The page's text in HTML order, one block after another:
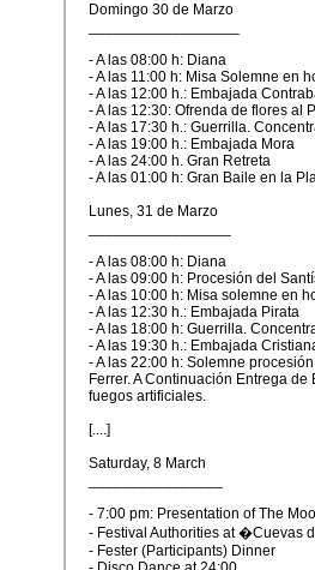
Domingo 30 de Marzo
- A las 08:00 h: Diana
- A las 11:00 h: Misa Solemne en
- A las 12:00 h.: Embajada
- A las 12:30: Ofrenda de flores al
- A las 17:30 h.: Guerrilla.
- A las 19:00 h.: Embajada Mora
- A las 24:00 h. Gran Retreta
- A las 01:00 h: Gran Baile en la
Lunes, 31 de Marzo
- A las 08:00 h: Diana
- A las 09:00 h: Procesión del
- A las 10:00 h: Misa solemne en
- A las 12:30 h.: Embajada Pirata
- A las 18:00 h: Guerrilla.
- A las 19:30 h.: Embajada
- A las 22:00 h: Solemne
Ferrer. A Continuación Entrega
fuegos artificiales.
[....]
Saturday, 8 March
- 7:00 pm: Presentation of The
- Festival Authorities at �Cuevas
- Fester (Participants) Dinner